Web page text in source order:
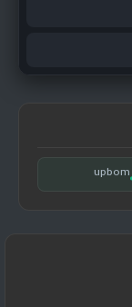
upbom